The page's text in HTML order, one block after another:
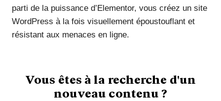
parti de la puissance d’Elementor, vous créez un site
WordPress à la fois visuellement époustouflant et
résistant aux menaces en ligne.
Vous êtes à la recherche d'un
nouveau contenu ?